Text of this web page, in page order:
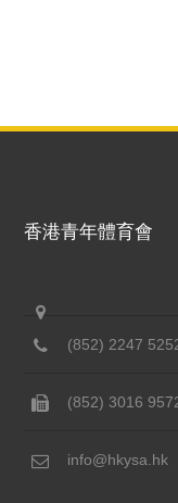
香港青年體育會
(852) 2247
(852) 3016
info@hkysa.hk